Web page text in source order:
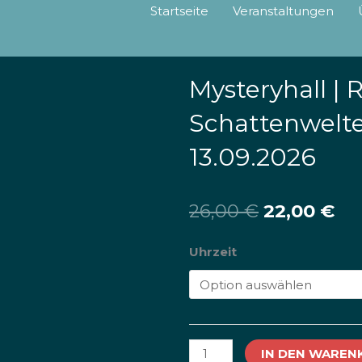
Startseite Veranstaltungen
Mysteryhall |
13.09.2026
26,00€
war:
22,00 €
ist:
Uhrzeit
Mysteryhall
|
Radolfzeller
|
Einzelticket
IN DEN